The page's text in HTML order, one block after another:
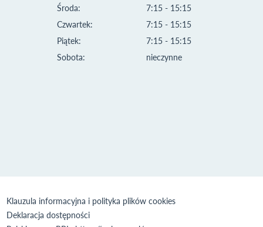
Środa:
Czwartek:
Piątek:
Sobota:
7:15 - 15:15
7:15 - 15:15
7:15 - 15:15
nieczynne
Klauzula informacyjna i polityka plików cookies
Deklaracja dostępności